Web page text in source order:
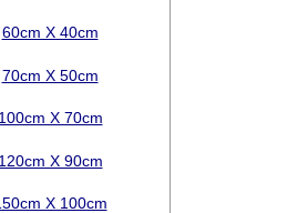
60cm X 40cm
70cm X 50cm
100cm X 70cm
120cm X 90cm
X 100cm